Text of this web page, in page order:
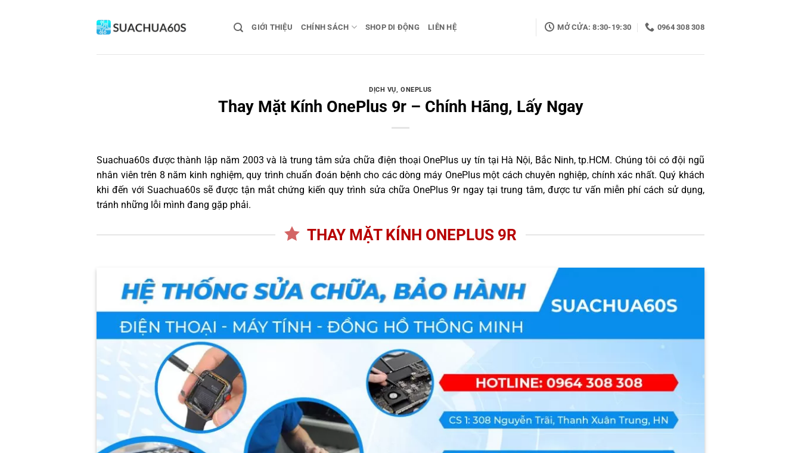
GIỚI THIỆU CHÍNH SÁCH SHOP DI ĐỘNG LIÊN HỆ MỞ CỬA: 8:30-19:30 0964 308 308
DỊCH VỤ,ONEPLUS
Thay Mặt Kính OnePlus 9r – Chính Hãng, Lấy Ngay
Suachua60s được thành lập năm 2003 và là trung tâm sửa chữa điện thoại OnePlus uy tín tại Hà Nội, Bắc Ninh, tp.HCM. Chúng tôi có đội ngũ
nhân viên trên 8 năm kinh nghiệm, quy trình chuẩn đoán bệnh cho các dòng máy OnePlus một cách chuyên nghiệp, chính xác nhất. Quý khách
khi đến với Suachua60s sẽ được tận mắt chứng kiến quy trình sửa chữa OnePlus 9r ngay tại trung tâm, được tư vấn miễn phí cách sử dụng,
tránh những lỗi mình đang gặp phải.
THAY MẶT KÍNH ONEPLUS 9R